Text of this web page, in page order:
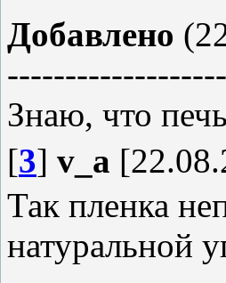
Добавлено
Знаю, что
[3] v_a
Так пленка
натуральной